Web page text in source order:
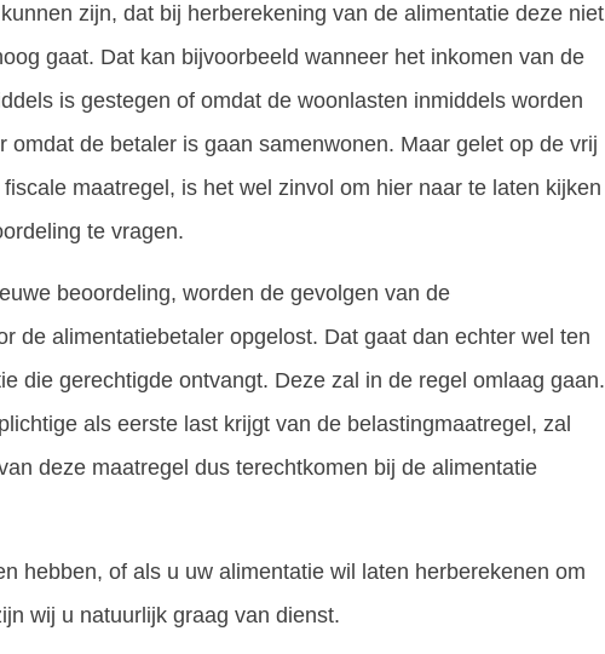
zijn, dat bij herberekening van de alimentatie deze niet
gaat. Dat kan bijvoorbeeld wanneer het inkomen van de
is gestegen of omdat de woonlasten inmiddels worden
omdat de betaler is gaan samenwonen. Maar gelet op de vrij
maatregel, is het wel zinvol om hier naar te laten kijken
te vragen.
beoordeling, worden de gevolgen van de
de alimentatiebetaler opgelost. Dat gaat dan echter wel ten
die gerechtigde ontvangt. Deze zal in de regel omlaag gaan.
als eerste last krijgt van de belastingmaatregel, zal
deze maatregel dus terechtkomen bij de alimentatie
hebben, of als u uw alimentatie wil laten herberekenen om
wij u natuurlijk graag van dienst.